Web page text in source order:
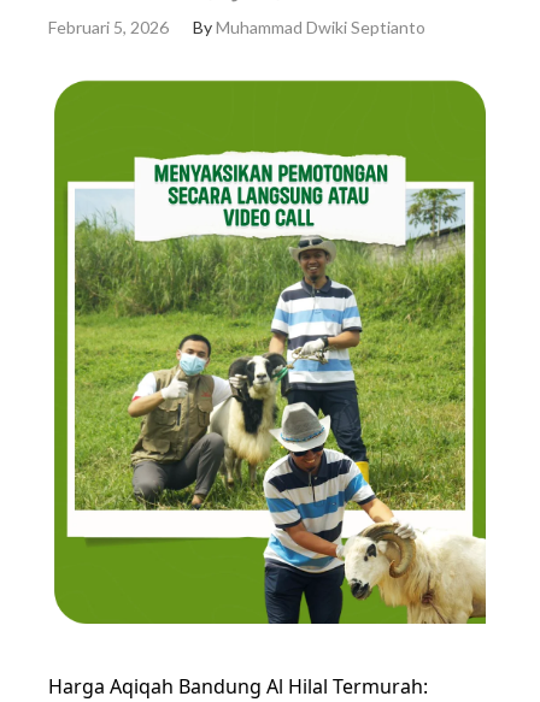
Februari 5, 2026 ByMuhammad Dwiki Septianto
Harga Aqiqah Bandung Al Hilal Termurah: